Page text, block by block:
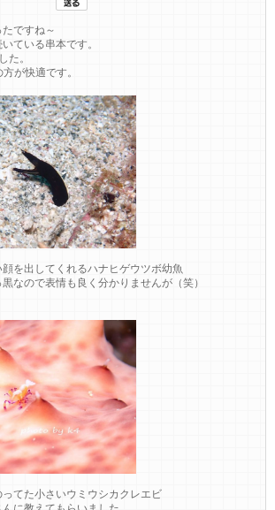
ですね～
ている串本です。
た。
が快適です。
を出してくれるハナヒゲウツボ幼魚
なので表情も良く分かりませんが（笑）
てた小さいウミウシカクレエビ